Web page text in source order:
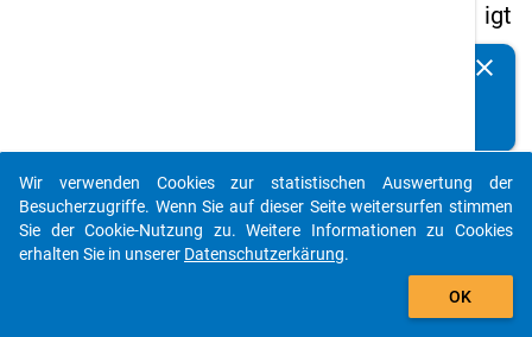
igt
en
s
20
12
clear
auto_stories
add_shopping_cart
Wir verwenden Cookies zur statistischen Auswertung der
Besucherzugriffe. Wenn Sie auf dieser Seite weitersurfen stimmen
Sie der Cookie-Nutzung zu. Weitere Informationen zu Cookies
erhalten Sie in unserer Datenschutzerkärung.
OK